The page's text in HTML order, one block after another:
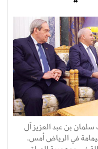
بن عبد العزيز آل
في الرياض أمس،